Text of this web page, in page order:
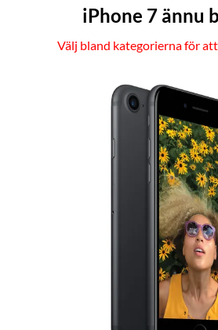
iPhone 7 ännu
Välj bland kategorierna för